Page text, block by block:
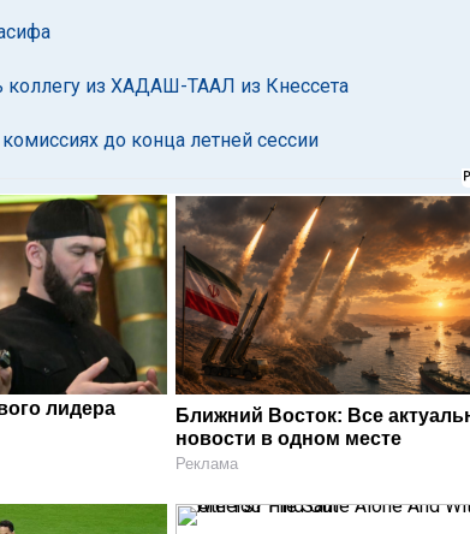
коллегу из ХАДАШ-ТААЛ из Кнессета
до конца летней сессии
лидера
Ближний Восток: Все
новости в одном месте
Реклама